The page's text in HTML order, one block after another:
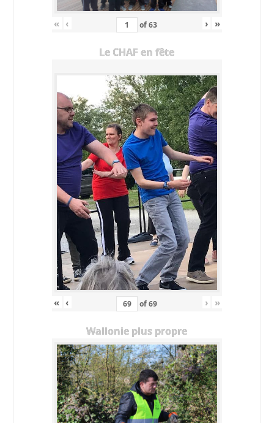
« ‹ of63 › »
Le CHAF en fête
« ‹ of69 › »
Wallonie plus propre